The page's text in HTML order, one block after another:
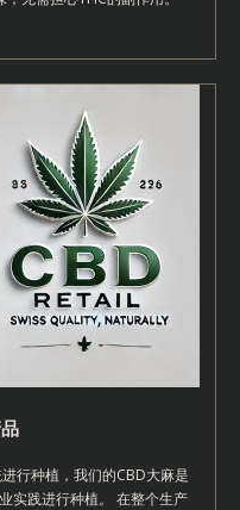
行种植，我们的CBD大麻是
实践进行种植。 在整个生产